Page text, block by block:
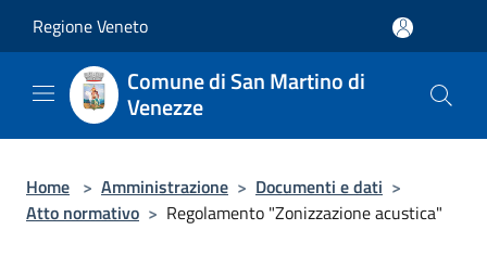
Regione Veneto
Comune di San Martino di
Venezze
Home > Amministrazione > Documenti e dati >
Atto normativo > Regolamento "Zonizzazione acustica"